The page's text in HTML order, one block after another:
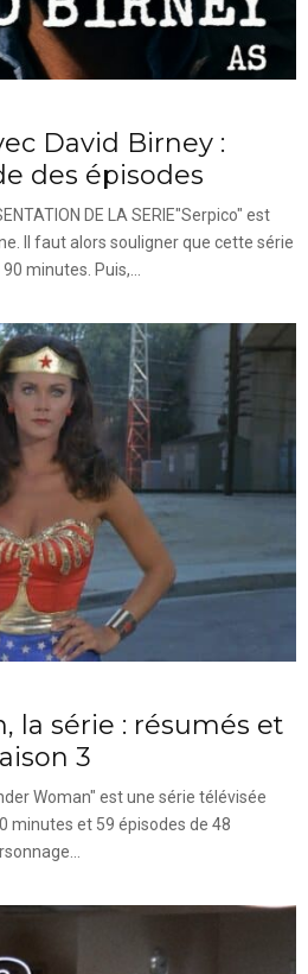
David Birney :
des épisodes
DE LA SERIE"Serpico" est
Il faut alors souligner que cette série
minutes. Puis,...
la série : résumés et
3
Woman" est une série télévisée
minutes et 59 épisodes de 48